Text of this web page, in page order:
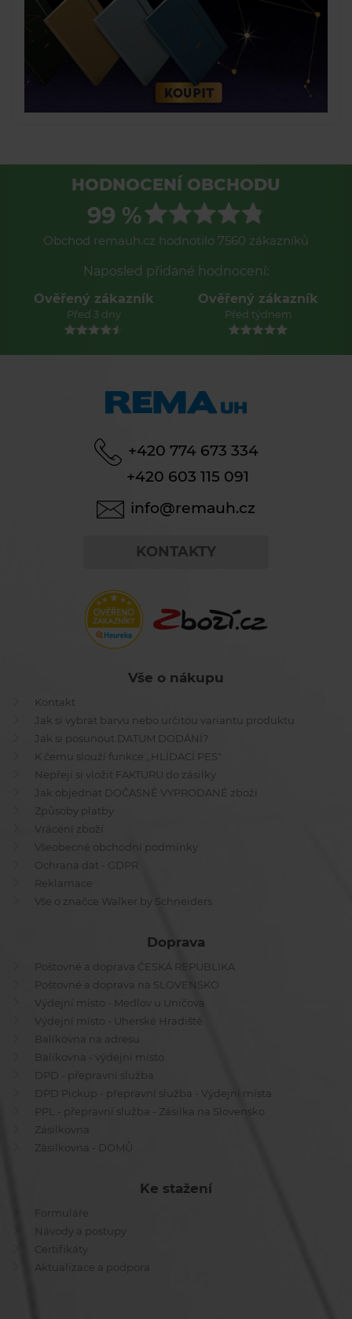
HODNOCENÍ OBCHODU
99 %
Obchod remauh.cz hodnotilo 7560 zákazníků
Naposled přidané hodnocení:
Ověřený zákazník
Před 3 dny
Ověřený zákazník
Před týdnem
+420 774 673 334
+420 603 115 091
info@remauh.cz
KONTAKTY
Vše o nákupu
Kontakt
Jak si vybrat barvu nebo určitou variantu produktu
Jak si posunout DATUM DODÁNÍ?
K čemu slouží funkce ,,HLÍDACÍ PES"
Nepřeji si vložit FAKTURU do zásilky
Jak objednat DOČASNĚ VYPRODANÉ zboží
Způsoby platby
Vrácení zboží
Všeobecné obchodní podmínky
Ochrana dat - GDPR
Reklamace
Vše o značce Walker by Schneiders
Doprava
Poštovné a doprava ČESKÁ REPUBLIKA
Poštovné a doprava na SLOVENSKO
Výdejní místo - Medlov u Uničova
Výdejní místo - Uherské Hradiště
Balíkovna na adresu
Balíkovna - výdejní místo
DPD - přepravní služba
DPD Pickup - přepravní služba - Výdejní místa
PPL - přepravní služba - Zásilka na Slovensko
Zásilkovna
Zásilkovna - DOMŮ
Ke stažení
Formuláře
Návody a postupy
Certifikáty
Aktualizace a podpora